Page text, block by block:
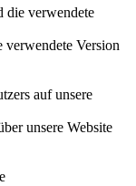
die verwendete
verwendete Version
auf unsere
unsere Website